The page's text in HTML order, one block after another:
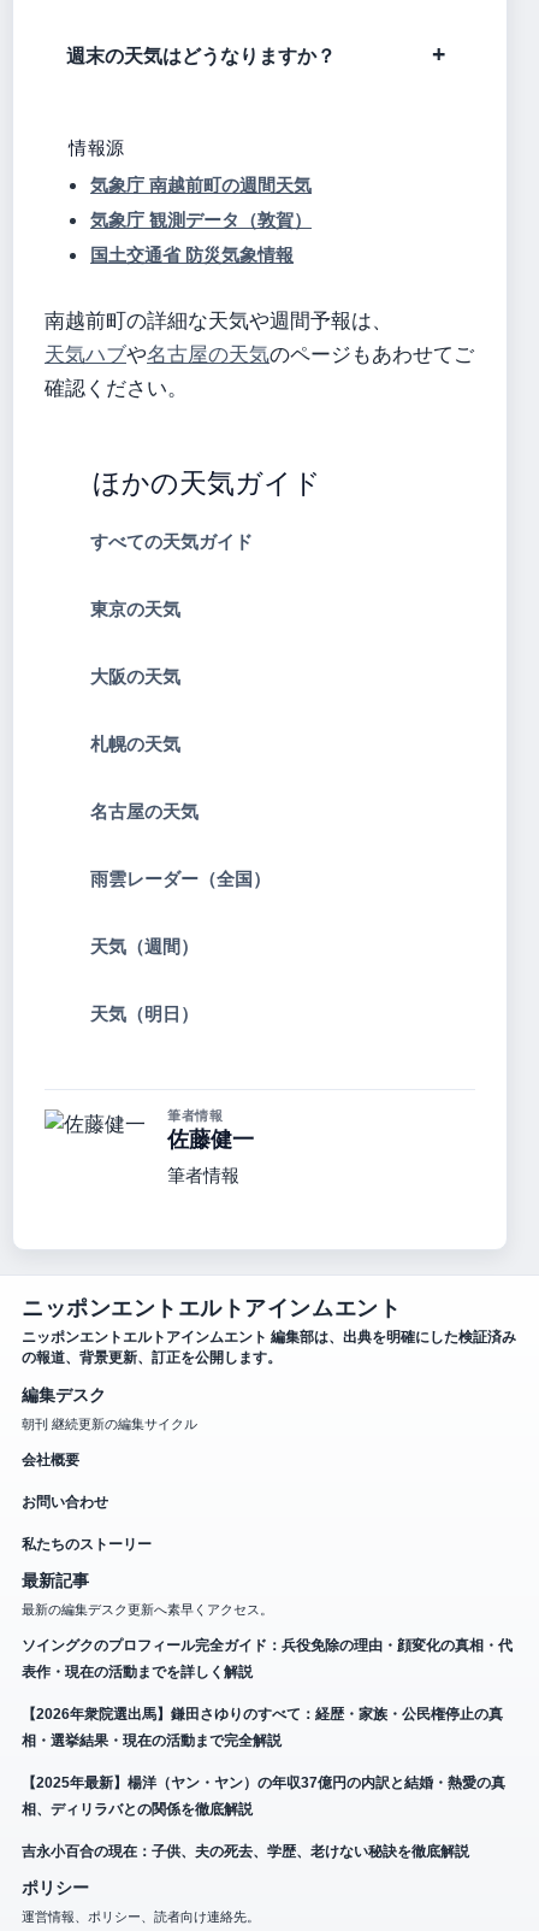
週末の天気はどうなりますか？
情報源
気象庁 南越前町の週間天気
気象庁 観測データ（敦賀）
国土交通省 防災気象情報
南越前町の詳細な天気や週間予報は、
天気ハブや名古屋の天気のページもあわせてご
確認ください。
ほかの天気ガイド
すべての天気ガイド
東京の天気
大阪の天気
札幌の天気
名古屋の天気
雨雲レーダー（全国）
天気（週間）
天気（明日）
筆者情報
佐藤健一
筆者情報
ニッポンエントエルトアインムエント
ニッポンエントエルトアインムエント 編集部は、出典を明確にした検証済み
の報道、背景更新、訂正を公開します。
編集デスク
朝刊 継続更新の編集サイクル
会社概要
お問い合わせ
私たちのストーリー
最新記事
最新の編集デスク更新へ素早くアクセス。
ソイングクのプロフィール完全ガイド：兵役免除の理由・顔変化の真相・代
表作・現在の活動までを詳しく解説
【2026年衆院選出馬】鎌田さゆりのすべて：経歴・家族・公民権停止の真
相・選挙結果・現在の活動まで完全解説
【2025年最新】楊洋（ヤン・ヤン）の年収37億円の内訳と結婚・熱愛の真
相、ディリラバとの関係を徹底解説
吉永小百合の現在：子供、夫の死去、学歴、老けない秘訣を徹底解説
ポリシー
運営情報、ポリシー、読者向け連絡先。